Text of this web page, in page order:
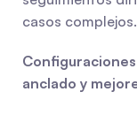
casos complejos.
anclado y